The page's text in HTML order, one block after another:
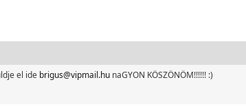
el ide brigus@vipmail.hu naGYON KÖSZÖNÖM!!!!!! :)